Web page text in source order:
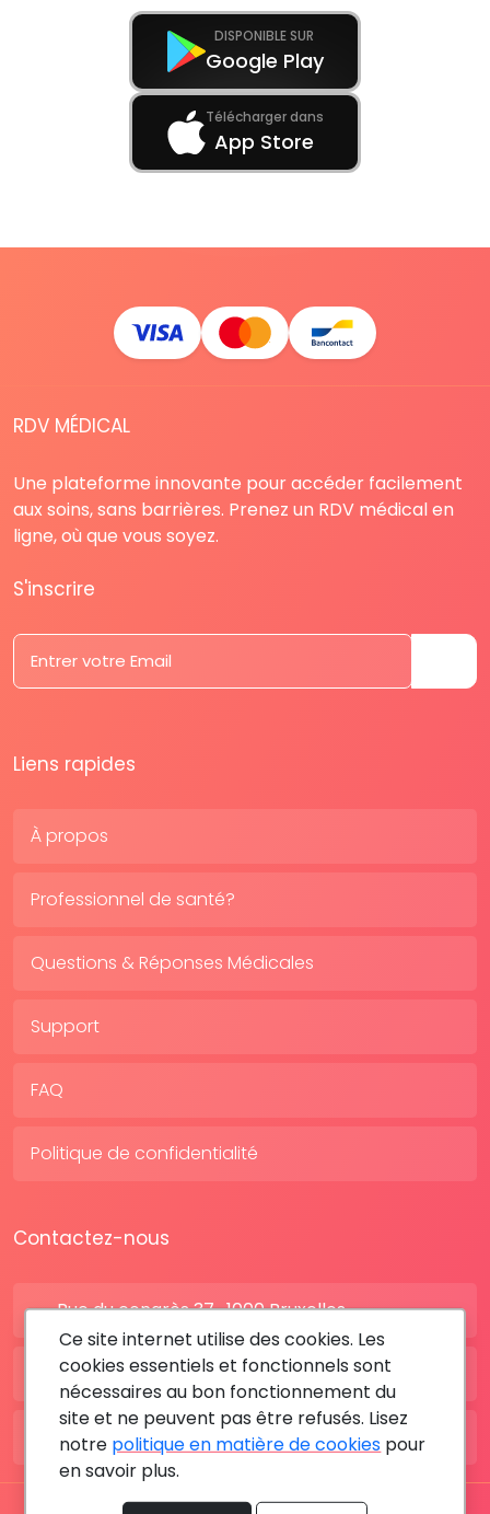
DISPONIBLE SUR
Google Play
Télécharger dans
App Store
RDV MÉDICAL
Une plateforme innovante pour accéder facilement
aux soins, sans barrières. Prenez un RDV médical en
ligne, où que vous soyez.
S'inscrire
Liens rapides
À propos
Professionnel de santé?
Questions & Réponses Médicales
Support
FAQ
Politique de confidentialité
Contactez-nous
Rue du congrès 37 , 1000 Bruxelles
BE: +32 28080227
FR: +33 183642895
Ce site internet utilise des cookies. Les
cookies essentiels et fonctionnels sont
nécessaires au bon fonctionnement du
site et ne peuvent pas être refusés. Lisez
notre politique en matière de cookies pour
en savoir plus.